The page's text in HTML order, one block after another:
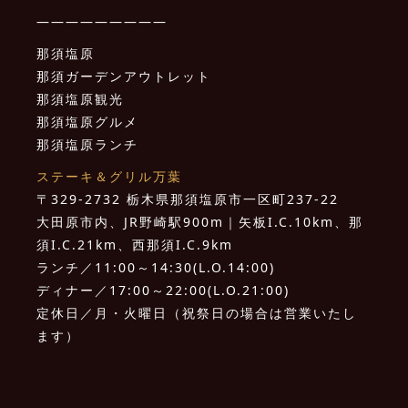
—————————
那須塩原
那須ガーデンアウトレット
那須塩原観光
那須塩原グルメ
那須塩原ランチ
ステーキ＆グリル万葉
〒329-2732 栃木県那須塩原市一区町237-22
大田原市内、JR野崎駅900m｜矢板I.C.10km、那
須I.C.21km、西那須I.C.9km
ランチ／11:00～14:30(L.O.14:00)
ディナー／17:00～22:00(L.O.21:00)
定休日／月・火曜日（祝祭日の場合は営業いたし
ます）